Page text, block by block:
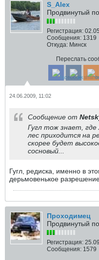
S_Alex
Продвинутый
Регистрация:
Сообщения: 1319
Откуда: Минск
Переслать
24.06.2009, 11:02
Сообщение от
Гугл тож знает, где
лес приходится на
скорее будет
сосновый...
Гугл, редиска, именно в
дерьмовенькое
Проходимец
Продвинутый
Регистрация:
Сообщения: 1579